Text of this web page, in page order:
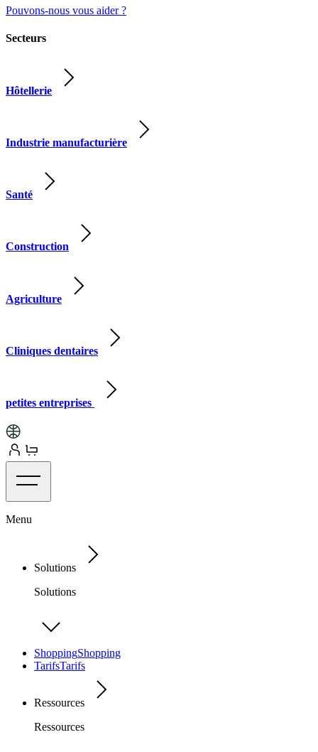
Pouvons-nous vous aider ?
Secteurs
Hôtellerie
Industrie manufacturière
Santé
Construction
Agriculture
Cliniques dentaires
petites entreprises
Menu
Solutions
Solutions
ShoppingShopping
TarifsTarifs
Ressources
Ressources